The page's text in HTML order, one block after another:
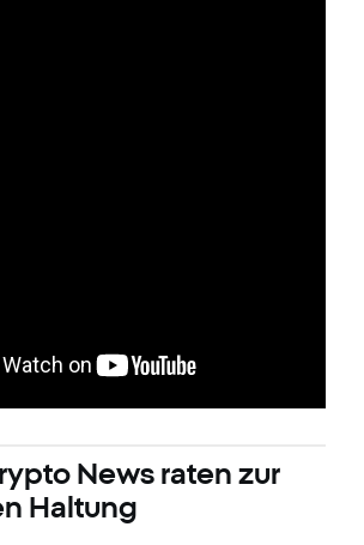
News raten zur
Haltung